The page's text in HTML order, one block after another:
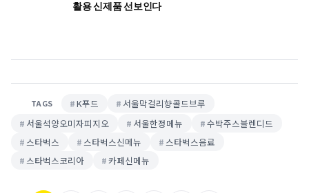
활용 신제품 선보인다
TAGS K푸드
서울막걸리향콜드브루
서울석양오미자피지오
서울한정메뉴
수박주스블렌디드
스타벅스
스타벅스신메뉴
스타벅스음료
스타벅스코리아
카페신메뉴